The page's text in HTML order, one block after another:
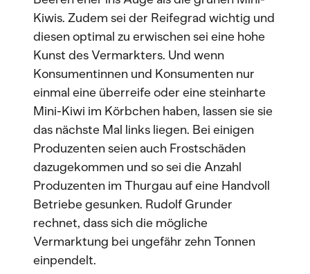
Kiwis. Zudem sei der Reifegrad wichtig und
diesen optimal zu erwischen sei eine hohe
Kunst des Vermarkters. Und wenn
Konsumentinnen und Konsumenten nur
einmal eine überreife oder eine steinharte
Mini-Kiwi im Körbchen haben, lassen sie sie
das nächste Mal links liegen. Bei einigen
Produzenten seien auch Frostschäden
dazugekommen und so sei die Anzahl
Produzenten im Thurgau auf eine Handvoll
Betriebe gesunken. Rudolf Grunder
rechnet, dass sich die mögliche
Vermarktung bei ungefähr zehn Tonnen
einpendelt.